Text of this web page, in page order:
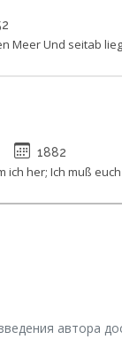
Meer Und seitab
1882
ich her; Ich muß
автора